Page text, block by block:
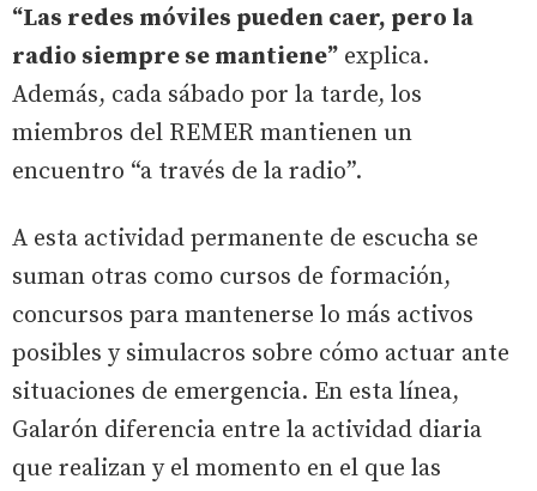
“Las redes móviles pueden caer, pero la
radio siempre se mantiene” explica.
Además, cada sábado por la tarde, los
miembros del REMER mantienen un
encuentro “a través de la radio”.
A esta actividad permanente de escucha se
suman otras como cursos de formación,
concursos para mantenerse lo más activos
posibles y simulacros sobre cómo actuar ante
situaciones de emergencia. En esta línea,
Galarón diferencia entre la actividad diaria
que realizan y el momento en el que las